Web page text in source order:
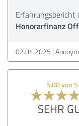
Erfahrungsbericht
Honorarfinanz
02.04.2025 Anonym
5,00 von 5
SEHR